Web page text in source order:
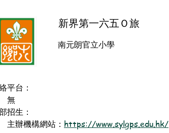
新界第一六五Ｏ旅
南元朗官立小學
平台：
無
招生：
主辦機構網站： https://www.sylgps.edu.hk/